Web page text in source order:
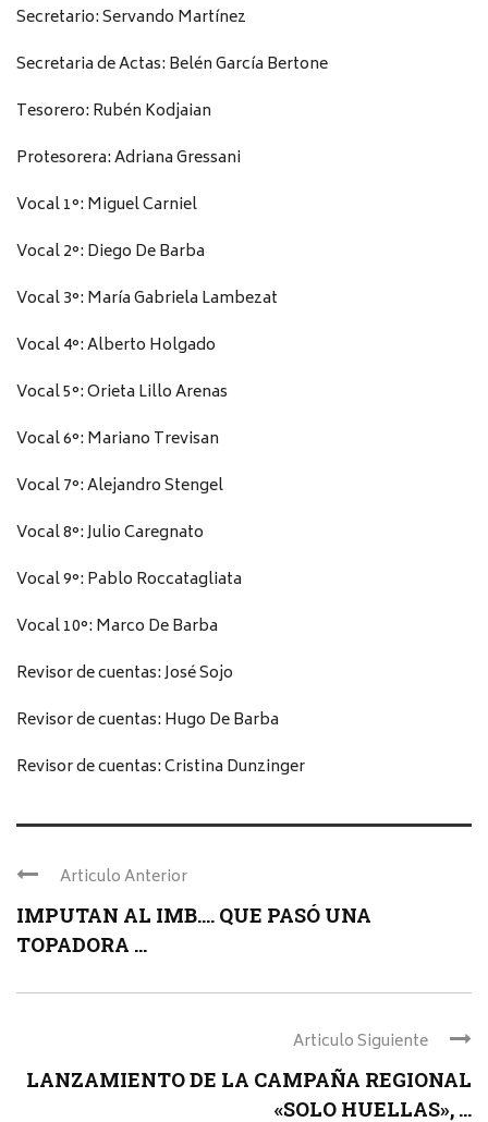
Secretario: Servando Martínez
Secretaria de Actas: Belén García Bertone
Tesorero: Rubén Kodjaian
Protesorera: Adriana Gressani
Vocal 1°: Miguel Carniel
Vocal 2°: Diego De Barba
Vocal 3°: María Gabriela Lambezat
Vocal 4°: Alberto Holgado
Vocal 5°: Orieta Lillo Arenas
Vocal 6°: Mariano Trevisan
Vocal 7°: Alejandro Stengel
Vocal 8°: Julio Caregnato
Vocal 9°: Pablo Roccatagliata
Vocal 10°: Marco De Barba
Revisor de cuentas: José Sojo
Revisor de cuentas: Hugo De Barba
Revisor de cuentas: Cristina Dunzinger
Articulo Anterior
IMPUTAN AL IMB…. QUE PASÓ UNA
TOPADORA ...
Articulo Siguiente
LANZAMIENTO DE LA CAMPAÑA REGIONAL
«SOLO HUELLAS», ...